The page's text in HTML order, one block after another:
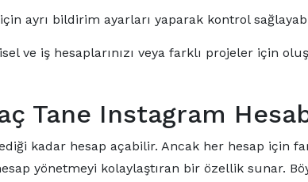
ayrı bildirim ayarları yaparak kontrol
ve iş hesaplarınızı veya farklı projeler için
Tane Instagram
kadar hesap açabilir. Ancak her hesap için
yönetmeyi kolaylaştıran bir özellik sunar.